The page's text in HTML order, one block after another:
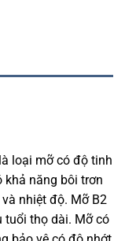
loại mỡ có độ tinh
khả năng bôi trơn
nhiệt độ. Mỡ B2
tuổi thọ dài. Mỡ có